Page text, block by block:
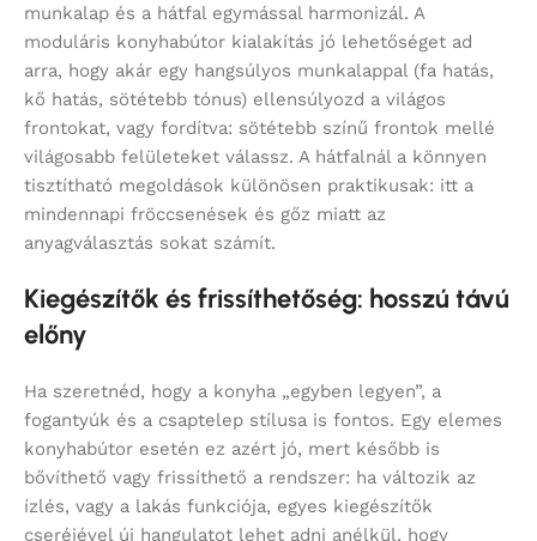
munkalap és a hátfal egymással harmonizál. A
moduláris konyhabútor kialakítás jó lehetőséget ad
arra, hogy akár egy hangsúlyos munkalappal (fa hatás,
kő hatás, sötétebb tónus) ellensúlyozd a világos
frontokat, vagy fordítva: sötétebb színű frontok mellé
világosabb felületeket válassz. A hátfalnál a könnyen
tisztítható megoldások különösen praktikusak: itt a
mindennapi fröccsenések és gőz miatt az
anyagválasztás sokat számít.
Kiegészítők és frissíthetőség: hosszú távú
előny
Ha szeretnéd, hogy a konyha „egyben legyen”, a
fogantyúk és a csaptelep stílusa is fontos. Egy elemes
konyhabútor esetén ez azért jó, mert később is
bővíthető vagy frissíthető a rendszer: ha változik az
ízlés, vagy a lakás funkciója, egyes kiegészítők
cseréjével új hangulatot lehet adni anélkül, hogy